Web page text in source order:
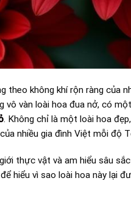
theo không khí rộn ràng
vô vàn loài hoa đua nở, có
. Không chỉ là một loài hoa
nhiều gia đình Việt mỗi độ
thực vật và am hiểu sâu
để hiểu vì sao loài hoa này lại